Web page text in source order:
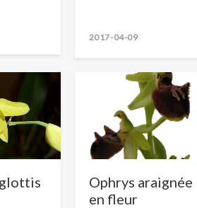
2017-04-09
Ophrys araignée
en fleur